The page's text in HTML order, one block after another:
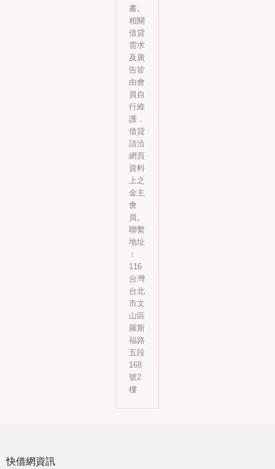
書。
相關
借貸
需求
及廣
告皆
由會
員自
行維
護，
借貸
請洽
網頁
資料
上之
金主
會
員。
聯繫
地址
︰
116
台灣
台北
市文
山區
羅斯
福路
五段
168
號2
樓
快借網資訊